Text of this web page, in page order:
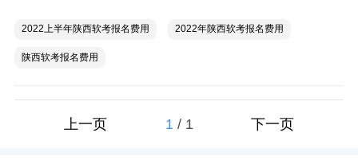
2022上半年陕西软考报名费用 2022年陕西软考报名费用
陕西软考报名费用
上一页 1 / 1 下一页